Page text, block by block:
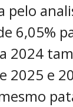
pelo
6,05%
2024
2025 e